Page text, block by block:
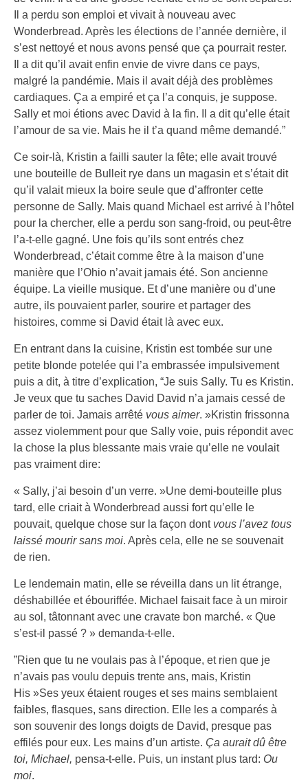
Il a perdu son emploi et vivait à nouveau avec
Wonderbread. Après les élections de l’année dernière, il
s’est nettoyé et nous avons pensé que ça pourrait rester.
Il a dit qu’il avait enfin envie de vivre dans ce pays,
malgré la pandémie. Mais il avait déjà des problèmes
cardiaques. Ça a empiré et ça l’a conquis, je suppose.
Sally et moi étions avec David à la fin. Il a dit qu’elle était
l’amour de sa vie. Mais he il t’a quand même demandé.”
Ce soir-là, Kristin a failli sauter la fête; elle avait trouvé
une bouteille de Bulleit rye dans un magasin et s’était dit
qu’il valait mieux la boire seule que d’affronter cette
personne de Sally. Mais quand Michael est arrivé à l’hôtel
pour la chercher, elle a perdu son sang-froid, ou peut-être
l’a-t-elle gagné. Une fois qu’ils sont entrés chez
Wonderbread, c’était comme être à la maison d’une
manière que l’Ohio n’avait jamais été. Son ancienne
équipe. La vieille musique. Et d’une manière ou d’une
autre, ils pouvaient parler, sourire et partager des
histoires, comme si David était là avec eux.
En entrant dans la cuisine, Kristin est tombée sur une
petite blonde potelée qui l’a embrassée impulsivement
puis a dit, à titre d’explication, “Je suis Sally. Tu es Kristin.
Je veux que tu saches David David n’a jamais cessé de
parler de toi. Jamais arrêté vous aimer. »Kristin frissonna
assez violemment pour que Sally voie, puis répondit avec
la chose la plus blessante mais vraie qu’elle ne voulait
pas vraiment dire:
« Sally, j’ai besoin d’un verre. »Une demi-bouteille plus
tard, elle criait à Wonderbread aussi fort qu’elle le
pouvait, quelque chose sur la façon dont vous l’avez tous
laissé mourir sans moi. Après cela, elle ne se souvenait
de rien.
Le lendemain matin, elle se réveilla dans un lit étrange,
déshabillée et ébouriffée. Michael faisait face à un miroir
au sol, tâtonnant avec une cravate bon marché. « Que
s’est-il passé ? » demanda-t-elle.
”Rien que tu ne voulais pas à l’époque, et rien que je
n’avais pas voulu depuis trente ans, mais, Kristin
His »Ses yeux étaient rouges et ses mains semblaient
faibles, flasques, sans direction. Elle les a comparés à
son souvenir des longs doigts de David, presque pas
effilés pour eux. Les mains d’un artiste. Ça aurait dû être
toi, Michael, pensa-t-elle. Puis, un instant plus tard: Ou
moi.